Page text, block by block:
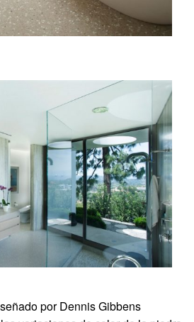
por Dennis Gibbens